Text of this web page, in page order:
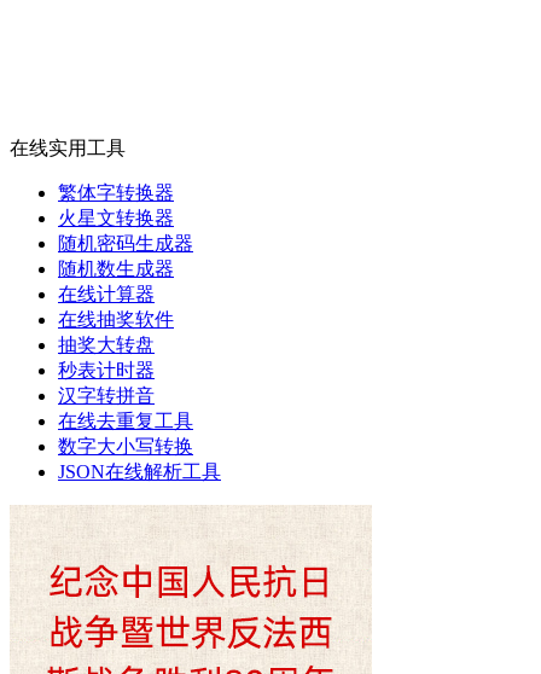
在线实用工具
繁体字转换器
火星文转换器
随机密码生成器
随机数生成器
在线计算器
在线抽奖软件
抽奖大转盘
秒表计时器
汉字转拼音
在线去重复工具
数字大小写转换
JSON在线解析工具